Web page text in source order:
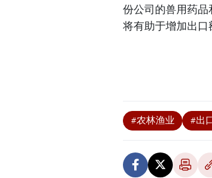
份公司的兽用药
将有助于增加出口
#农林渔业 #出